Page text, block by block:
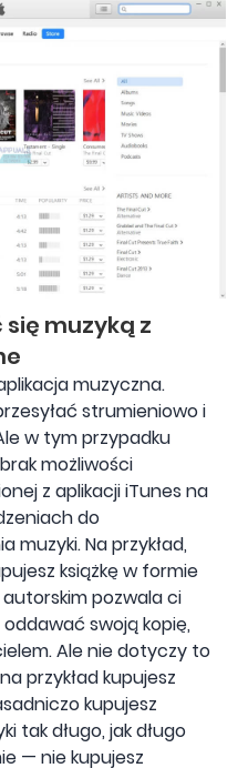
się muzyką z
muzyczna.
strumieniowo i
w tym przypadku
możliwości
z aplikacji iTunes na
do
muzyki. Na przykład,
książkę w formie
pozwala ci
swoją kopię,
Ale nie dotyczy to
przykład kupujesz
kupujesz
tak długo, jak długo
— nie kupujesz